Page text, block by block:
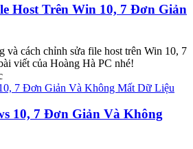
Host Trên Win 10, 7 Đơn Giản
và cách chỉnh sửa file host trên Win 10, 7
viết của Hoàng Hà PC nhé!
10, 7 Đơn Giản Và Không